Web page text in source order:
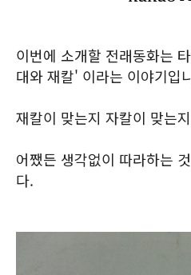
이번에 소개할 전래동화는
대와 재칼' 이라는 이야기입
재칼이 맞는지 자칼이 맞는
어쨌든 생각없이 따라하는
다.